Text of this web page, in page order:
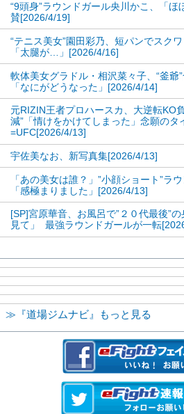
えなこはキャラに応じてポー
の練習もかなりのものだろう
トレではなくポージングが大
われる。8月16,17日に行われ
サイト）にも登場する予定。
や華麗なポージングの数々に
【フォト】えなこの独特のポ
ニ姿も
1 2
≪ 前のページへ 次の
“9頭身”ラウンドガール央川かこ、「
賛[2026/4/19]
“テニス美女”園田彩乃、短パンでスク
「太腿が…」[2026/4/16]
軟体美女グラドル・相沢菜々子、“釜爺
「なにがどうなった」[2026/4/14]
元RIZIN王者プロハースカ、大逆転KO
減”「情けをかけてしまった」念願の
=UFC[2026/4/13]
宇佐美なお、新写真集[2026/4/13]
「あの美女は誰？」”小顔ショート”ラ
「感極まりました」[2026/4/13]
[SP]宮原華音、お風呂で”２０代最後”
見て」 最強ラウンドガールが一転
≫『道場ジムナビ』もっと見る